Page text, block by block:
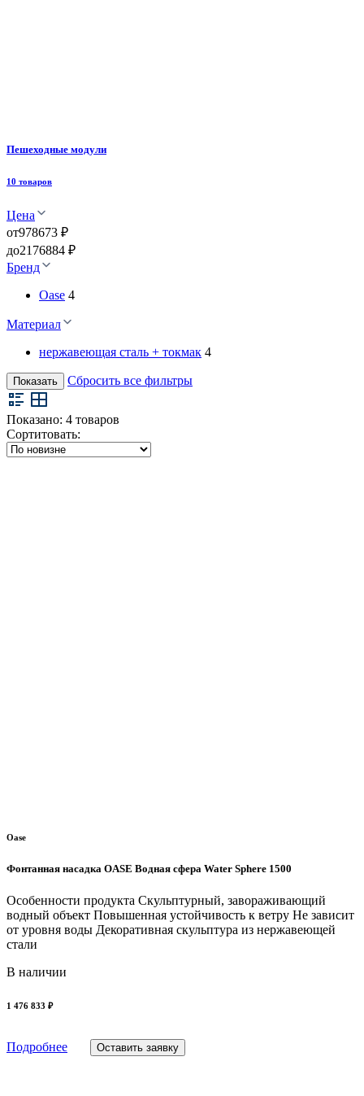
Пешеходные модули
10 товаров
Цена
от978673 ₽
до2176884 ₽
Бренд
Oase 4
Материал
нержавеющая сталь + токмак 4
Показать Сбросить все фильтры
Показано: 4 товаров
Сортитовать:
Oase
Фонтанная насадка OASE Водная сфера Water Sphere 1500
Особенности продукта Скульптурный, завораживающий
водный объект Повышенная устойчивость к ветру Не зависит
от уровня воды Декоративная скульптура из нержавеющей
стали
В наличии
1 476 833 ₽
Подробнее Оставить заявку